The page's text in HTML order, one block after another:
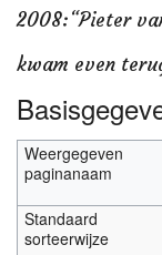
Locaties
Kaarten
Overig
Verenigingsinfo
2008:“Pieter
kwam even
Weergegeven
paginanaam
Standaard
sorteerwijze